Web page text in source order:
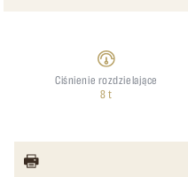
Ciśnienie rozdzielające
8 t